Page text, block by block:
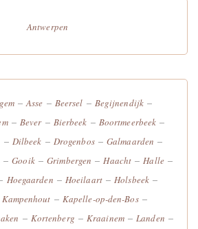
Antwerpen
–Asse – Beersel – Begijnendijk–
– Bever– Bierbeek – Boortmeerbeek –
– Dilbeek – Drogenbos–Galmaarden –
–Gooik–Grimbergen –Haacht –Halle–
Hoegaarden – Hoeilaart–Holsbeek–
Kampenhout – Kapelle-op-den-Bos–
– Kortenberg –Kraainem–Landen –